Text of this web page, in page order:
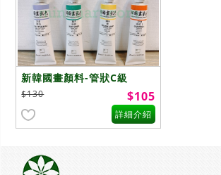
新韓國畫顏料-管狀C級
$130 $105
詳細介紹